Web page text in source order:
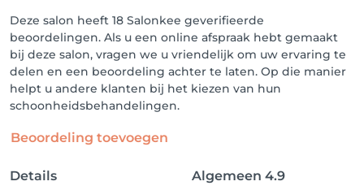
Deze salon heeft 18 Salonkee geverifieerde
beoordelingen. Als u een online afspraak hebt gemaakt
bij deze salon, vragen we u vriendelijk om uw ervaring te
delen en een beoordeling achter te laten. Op die manier
helpt u andere klanten bij het kiezen van hun
schoonheidsbehandelingen.
Beoordeling toevoegen
Details Algemeen 4.9